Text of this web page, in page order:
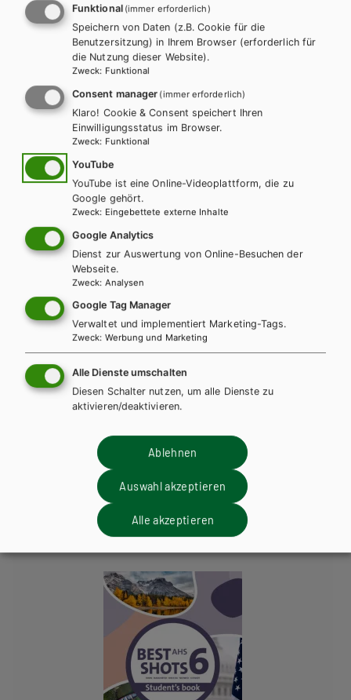
praktischen Hinweisen zu Testformaten, Grammatik und
Textsorten (mit Mustertexten).
Schulbuchreihe
Best Shots AHS. Student's Book 5 inkl.
Audiofiles
Lehrbuch + E-Book
Lehrbuch E-Book Solo
Lehrbuch mit E-BOOK+
Lehrbuch E-BOOK+ Solo
Arbeitsbuch + E-Book
Arbeitsbuch E-Book Solo
Teacher´s Guide
Teacher´s Resource Pack
Funktional (immer erforderlich)
Speichern von Daten (z.B. Cookie für die
Benutzersitzung) in Ihrem Browser (erforderlich für
die Nutzung dieser Website).
Zweck: Funktional
Consent manager (immer erforderlich)
Klaro! Cookie & Consent speichert Ihren
Einwilligungsstatus im Browser.
Zweck: Funktional
YouTube
YouTube ist eine Online-Videoplattform, die zu
Google gehört.
Zweck: Eingebettete externe Inhalte
Google Analytics
Dienst zur Auswertung von Online-Besuchen der
Webseite.
Zweck: Analysen
Google Tag Manager
Verwaltet und implementiert Marketing-Tags.
Zweck: Werbung und Marketing
Alle Dienste umschalten
Diesen Schalter nutzen, um alle Dienste zu
aktivieren/deaktivieren.
Ablehnen
Auswahl akzeptieren
Alle akzeptieren